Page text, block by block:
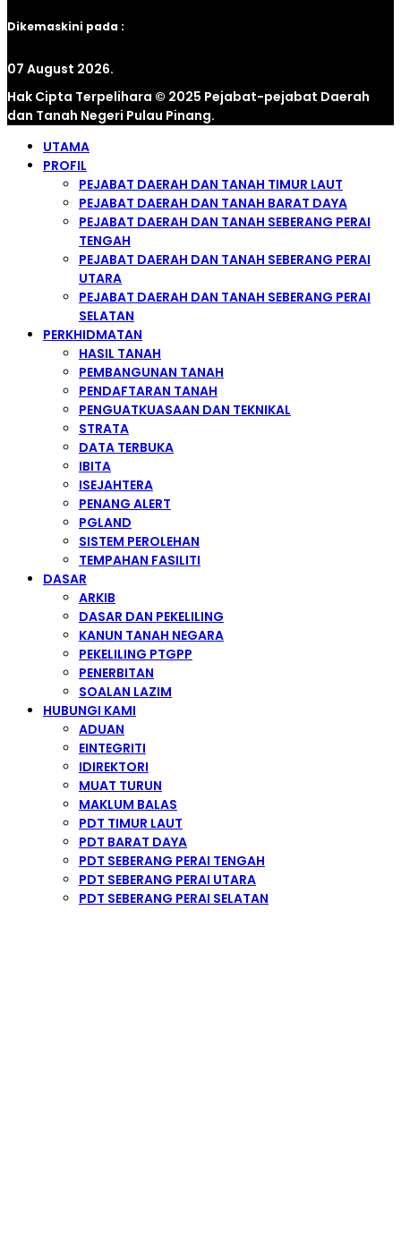
Dikemaskini pada :
07 August 2026.
Hak Cipta Terpelihara © 2025 Pejabat-pejabat Daerah
dan Tanah Negeri Pulau Pinang.
UTAMA
PROFIL
PEJABAT DAERAH DAN TANAH TIMUR LAUT
PEJABAT DAERAH DAN TANAH BARAT DAYA
PEJABAT DAERAH DAN TANAH SEBERANG PERAI
TENGAH
PEJABAT DAERAH DAN TANAH SEBERANG PERAI
UTARA
PEJABAT DAERAH DAN TANAH SEBERANG PERAI
SELATAN
PERKHIDMATAN
HASIL TANAH
PEMBANGUNAN TANAH
PENDAFTARAN TANAH
PENGUATKUASAAN DAN TEKNIKAL
STRATA
DATA TERBUKA
IBITA
ISEJAHTERA
PENANG ALERT
PGLAND
SISTEM PEROLEHAN
TEMPAHAN FASILITI
DASAR
ARKIB
DASAR DAN PEKELILING
KANUN TANAH NEGARA
PEKELILING PTGPP
PENERBITAN
SOALAN LAZIM
HUBUNGI KAMI
ADUAN
EINTEGRITI
IDIREKTORI
MUAT TURUN
MAKLUM BALAS
PDT TIMUR LAUT
PDT BARAT DAYA
PDT SEBERANG PERAI TENGAH
PDT SEBERANG PERAI UTARA
PDT SEBERANG PERAI SELATAN